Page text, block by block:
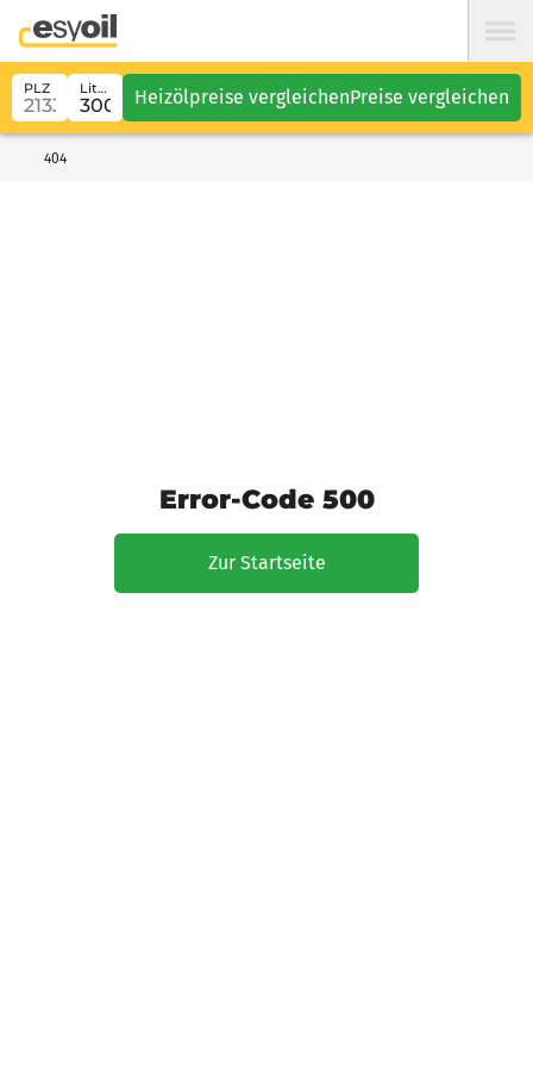
PLZ Liter Heizölpreise vergleichenPreise vergleichen
404
Error-Code 500
Zur Startseite